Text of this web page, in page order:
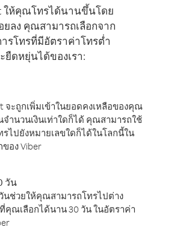
ให้คุณโทรได้นานขึ้นโดย
ยลง คุณสามารถเลือกจาก
ารโทรที่มีอัตราค่าโทรต่ำ
ยืดหยุ่นได้ของเรา:
จะถูกเพิ่มเข้าในยอดคงเหลือของคุณ
ำนวนเงินเท่าใดก็ได้ คุณสามารถใช้
ไปยังหมายเลขใดก็ได้ในโลกนี้ใน
อง Viber
วัน
นช่วยให้คุณสามารถโทรไปต่าง
คุณเลือกได้นาน 30 วัน ในอัตราค่า